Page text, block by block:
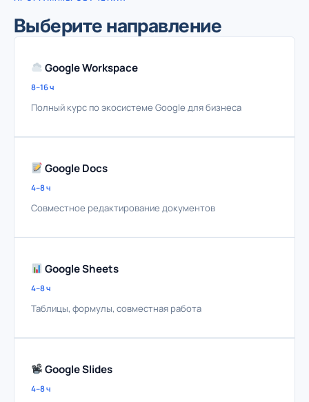
Выберите направление
Google Workspace
8–16 ч
Полный курс по экосистеме Google для бизнеса
Google Docs
4–8 ч
Совместное редактирование документов
Google Sheets
4–8 ч
Таблицы, формулы, совместная работа
Google Slides
4–8 ч